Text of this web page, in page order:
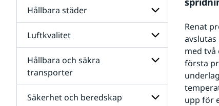
Energi
och
Undersidor
för
Hållbara
vattenresurser
Hållbara städer
Undersidor
för
Hållbara
städer
Luftkvalitet
Undersidor
Luftkvalitet
Hållbara och säkra
transporter
Undersidor
för
Säkerhet och beredskap
Renat
med två
första
upp för